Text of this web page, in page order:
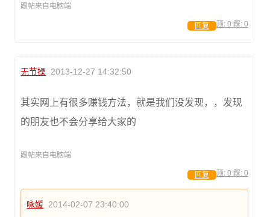
跟帖来自电脑端
顶: 0 踩: 0
回复
无节操 2013-12-27 14:32:50
其实网上有很多赚钱方法，就是我们没发现，，发现
的朋友也不会分享给大家的
跟帖来自电脑端
顶: 0 踩: 0
回复
咏媛 2014-02-07 23:40:00